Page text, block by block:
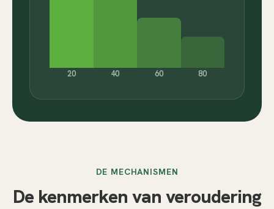
20 40 60 80
DE MECHANISMEN
De kenmerken van veroudering